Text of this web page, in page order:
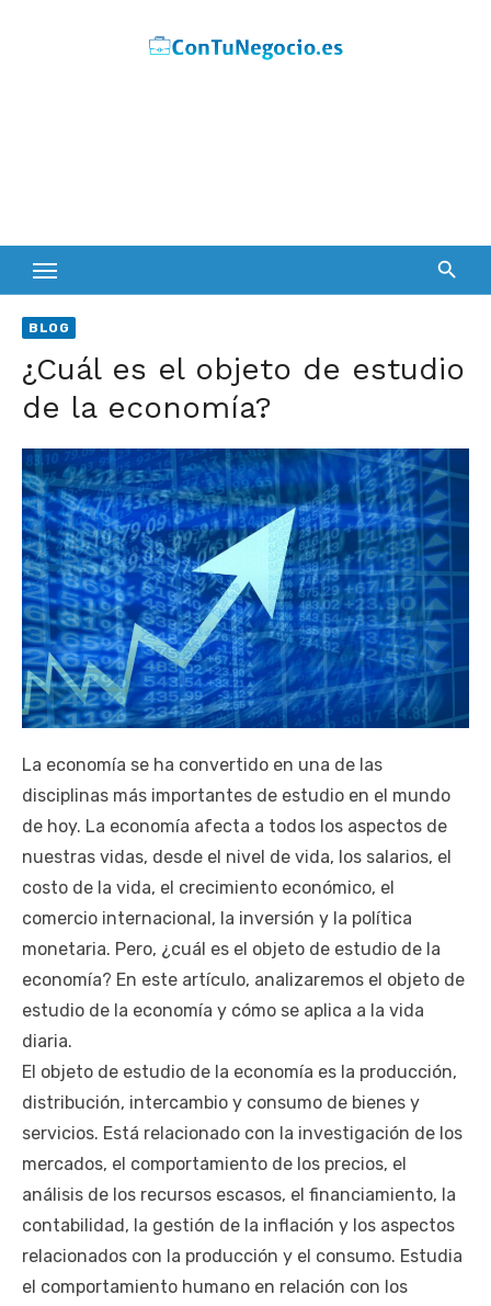
BLOG
¿Cuál es el objeto de estudio
de la economía?
La economía se ha convertido en una de las
disciplinas más importantes de estudio en el mundo
de hoy. La economía afecta a todos los aspectos de
nuestras vidas, desde el nivel de vida, los salarios, el
costo de la vida, el crecimiento económico, el
comercio internacional, la inversión y la política
monetaria. Pero, ¿cuál es el objeto de estudio de la
economía? En este artículo, analizaremos el objeto de
estudio de la economía y cómo se aplica a la vida
diaria.
El objeto de estudio de la economía es la producción,
distribución, intercambio y consumo de bienes y
servicios. Está relacionado con la investigación de los
mercados, el comportamiento de los precios, el
análisis de los recursos escasos, el financiamiento, la
contabilidad, la gestión de la inflación y los aspectos
relacionados con la producción y el consumo. Estudia
el comportamiento humano en relación con los